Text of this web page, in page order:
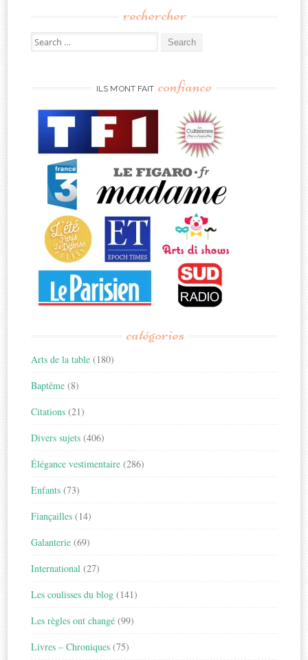
rechercher
Search
for:
ILS M’ONT FAIT confiance
catégories
Arts de la table (180)
Baptême (8)
Citations (21)
Divers sujets (406)
Élégance vestimentaire (286)
Enfants (73)
Fiançailles (14)
Galanterie (69)
International (27)
Les coulisses du blog (141)
Les règles ont changé (99)
Livres – Chroniques (75)